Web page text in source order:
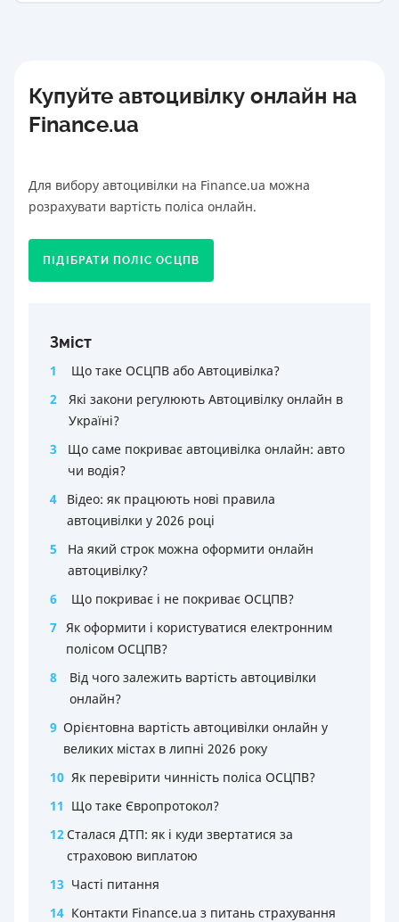
Купуйте автоцивілку онлайн на
Finance.ua
Для вибору автоцивілки на Finance.ua можна
розрахувати вартість поліса онлайн.
ПІДІБРАТИ ПОЛІС ОСЦПВ
Зміст
1
Що таке ОСЦПВ або Автоцивілка?
2
Які закони регулюють Автоцивілку онлайн в
Україні?
3
Що саме покриває автоцивілка онлайн: авто
чи водія?
4
Відео: як працюють нові правила
автоцивілки у 2026 році
5
На який строк можна оформити онлайн
автоцивілку?
6
Що покриває і не покриває ОСЦПВ?
7 Як оформити і користуватися електронним
полісом ОСЦПВ?
8
Від чого залежить вартість автоцивілки
онлайн?
9 Орієнтовна вартість автоцивілки онлайн у
великих містах в липні 2026 року
10 Як перевірити чинність поліса ОСЦПВ?
11 Що таке Європротокол?
12Сталася ДТП: як і куди звертатися за
страховою виплатою
13 Часті питання
14 Контакти Finance.ua з питань страхування